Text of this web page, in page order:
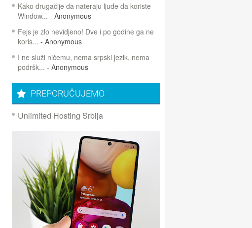
Kako drugačije da nateraju ljude da koriste
Window... - Anonymous
Fejs je zlo nevidjeno! Dve i po godine ga ne
koris... - Anonymous
I ne služi ničemu, nema srpski jezik, nema
podršk... - Anonymous
PREPORUČUJEMO
Unlimited Hosting Srbija